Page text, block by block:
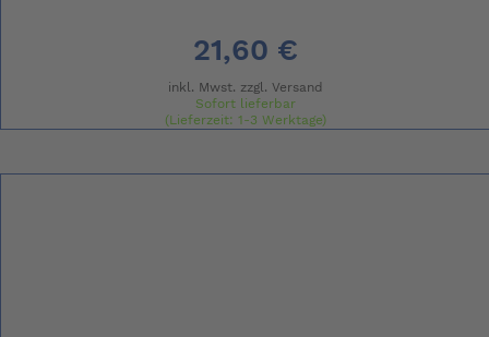
21,60 €
inkl. Mwst. zzgl. Versand
Sofort lieferbar
(Lieferzeit: 1-3 Werktage)